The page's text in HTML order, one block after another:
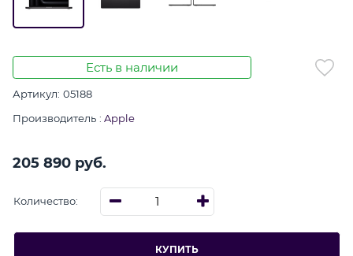
Есть в наличии
Артикул: 05188
Производитель : Apple
205 890 руб.
Количество:
КУПИТЬ